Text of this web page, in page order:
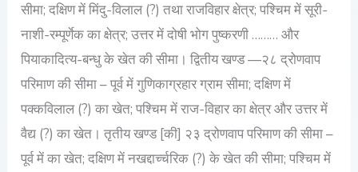
सीमा; दक्षिण में मिंदु-विलाल (?) तथा राजविहार क्षेत्र; पश्चिम में सूरी-
नाशी-रम्पूर्णेक का क्षेत्र; उत्तर में दोषी भोग पुष्करणी ……… और
पियाकादित्य-बन्धु के खेत की सीमा। द्वितीय खण्ड —२८ द्रोणवाप
परिमाण की सीमा – पूर्व में गुणिकाग्रहार ग्राम सीमा; दक्षिण में
पक्कविलाल (?) का खेत; पश्चिम में राज-विहार का क्षेत्र और उत्तर में
वैद्य (?) का खेत। तृतीय खण्ड [की] २३ द्रोणवाप परिमाण की सीमा –
पूर्व में का खेत; दक्षिण में नखद्दार्च्चरिक (?) के खेत की सीमा; पश्चिम में